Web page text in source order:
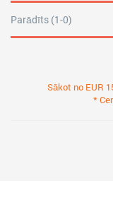
Parādīts (1-0)
Sākot no EUR
*